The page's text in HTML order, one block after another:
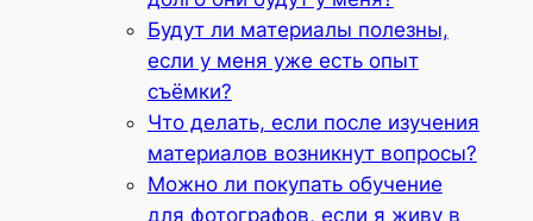
Будут ли материалы полезны,
если у меня уже есть опыт
съёмки?
Что делать, если после изучения
материалов возникнут вопросы?
Можно ли покупать обучение
для фотографов, если я живу в